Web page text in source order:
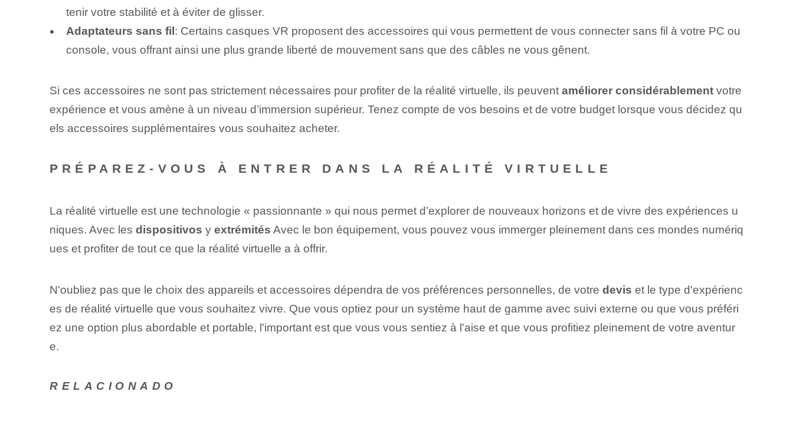
tenir votre stabilité et à éviter de glisser.
Adaptateurs sans fil:⁤ Certains casques VR proposent des accessoires qui vous permettent de vous connecter sans fil à votre PC ou
console, vous offrant ainsi une plus grande liberté de mouvement sans que des câbles ne vous gênent.
Si ces accessoires ne sont pas strictement nécessaires pour profiter de la réalité virtuelle, ils peuvent améliorer considérablementvotre
expérience et vous amène à un niveau d’immersion supérieur. Tenez compte de vos besoins et de votre budget lorsque vous décidez qu
els accessoires supplémentaires⁣ vous souhaitez acheter.
PRÉPAREZ-VOUS À ENTRER DANS LA RÉALITÉ VIRTUELLE
La réalité virtuelle est une technologie « passionnante » qui nous permet d’explorer de nouveaux horizons et de vivre des expériences u
niques. Avec les dispositivos y extrémités Avec le bon équipement, vous pouvez vous immerger pleinement dans ces mondes numériq
ues et profiter de tout ce que la réalité virtuelle a à offrir.
N'oubliez pas que le choix des appareils et accessoires dépendra de vos préférences personnelles, de votre devis et le type d'expérienc
es de réalité virtuelle que vous souhaitez vivre. Que vous optiez pour un système haut de gamme avec suivi externe ou que vous préféri
ez une option plus abordable et portable, l'important est que vous vous sentiez à l'aise et que vous profitiez pleinement de votre aventur
e.
RELACIONADO